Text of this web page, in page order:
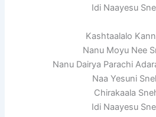
Idi Naayesu
Kashtaalalo
Nanu Moyu Nee
Nanu Dairya Parachi
Naa Yesuni
Chirakaala
Idi Naayesu